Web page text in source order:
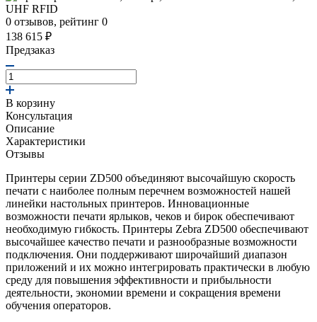
0 отзывов, рейтинг 0
138 615 ₽
Предзаказ
В корзину
Консультация
Описание
Характеристики
Отзывы
Принтеры серии ZD500 объединяют высочайшую скорость
печати с наиболее полным перечнем возможностей нашей
линейки настольных принтеров. Инновационные
возможности печати ярлыков, чеков и бирок обеспечивают
необходимую гибкость. Принтеры Zebra ZD500 обеспечивают
высочайшее качество печати и разнообразные возможности
подключения. Они поддерживают широчайший диапазон
приложений и их можно интегрировать практически в любую
среду для повышения эффективности и прибыльности
деятельности, экономии времени и сокращения времени
обучения операторов.